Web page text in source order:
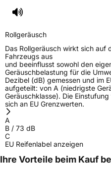
Rollgeräusch
Das Rollgeräusch wirkt sich auf
Fahrzeugs aus
und beeinflusst sowohl den
Geräuschbelastung für die
Dezibel (dB) gemessen und im
aufgeteilt: von A (niedrigste
Geräuschklasse). Die
sich an EU Grenzwerten.
A
B / 73 dB
C
EU Reifenlabel anzeigen
Ihre Vorteile beim Kauf